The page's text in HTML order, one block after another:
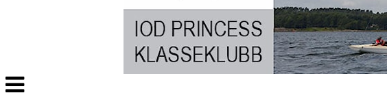
Veksle
navigasjon